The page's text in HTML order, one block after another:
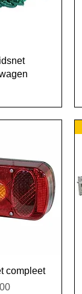
compleet